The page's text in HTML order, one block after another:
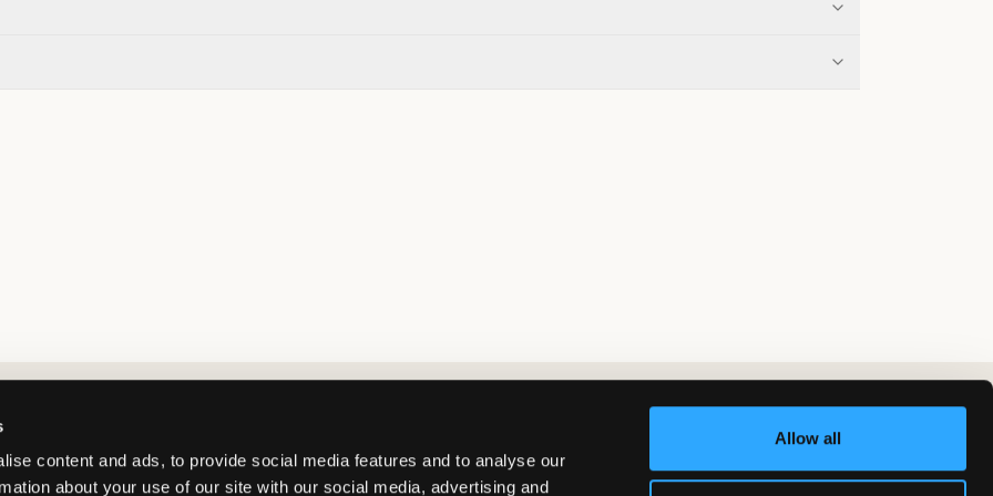
content and ads, to provide social media features and to analyse our
about your use of our site with our social media, advertising and
Allow all